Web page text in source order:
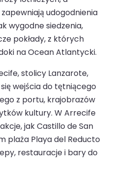
udogodnienia
wygodne siedzenia,
pokłady, z których
na Ocean Atlantycki.
stolicy Lanzarote,
wejścia do tętniącego
z portu, krajobrazów
kultury. W Arrecife
jak Castillo de San
plaża Playa del Reducto
restauracje i bary do